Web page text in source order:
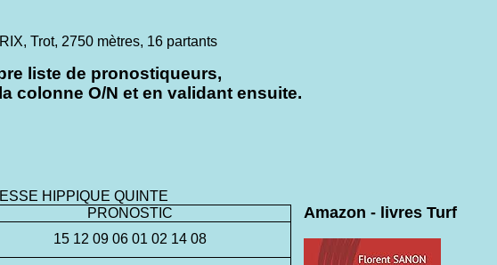
Trot, 2750 mètres, 16 partants
liste de pronostiqueurs,
colonne O/N et en validant ensuite.
HIPPIQUE QUINTE
PRONOSTIC
15 12 09 06 01 02 14 08
Amazon - livres Turf